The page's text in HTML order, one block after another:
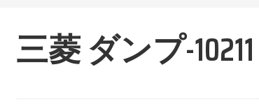
三菱 ダンプ-10211